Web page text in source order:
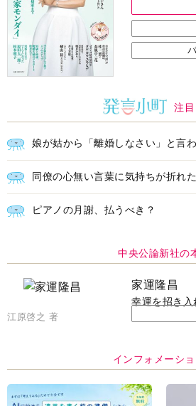
注
娘が姑から「離婚しなさい」と言
同僚の心無い言葉に気持ちが折れた
ピアノの月謝、払うべき？
中央公論新社の
家運隆昌
幸運を招き
江原啓之 著
インフォメーシ